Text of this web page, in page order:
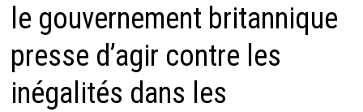
le gouvernement britannique
presse d’agir contre les
inégalités dans les